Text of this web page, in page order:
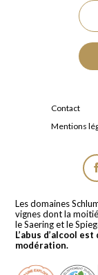
Contact
Mentions
Les domaines
vignes dont la
le Saering et le
L’abus d’alcool
modération.